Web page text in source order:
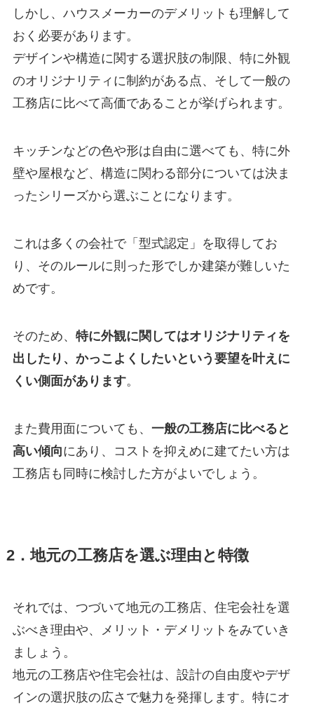
しかし、ハウスメーカーのデメリットも理解して
おく必要があります。
デザインや構造に関する選択肢の制限、特に外観
のオリジナリティに制約がある点、そして一般の
工務店に比べて高価であることが挙げられます。
キッチンなどの色や形は自由に選べても、特に外
壁や屋根など、構造に関わる部分については決ま
ったシリーズから選ぶことになります。
これは多くの会社で「型式認定」を取得してお
り、そのルールに則った形でしか建築が難しいた
めです。
そのため、 特に外観に関してはオリジナリティを
出したり、かっこよくしたいという要望を叶えに
くい側面があります。
また費用面についても、 一般の工務店に比べると
高い傾向にあり、コストを抑えめに建てたい方は
工務店も同時に検討した方がよいでしょう。
2．地元の工務店を選ぶ理由と特徴
それでは、つづいて地元の工務店、住宅会社を選
ぶべき理由や、メリット・デメリットをみていき
ましょう。
地元の工務店や住宅会社は、設計の自由度やデザ
インの選択肢の広さで魅力を発揮します。特にオ